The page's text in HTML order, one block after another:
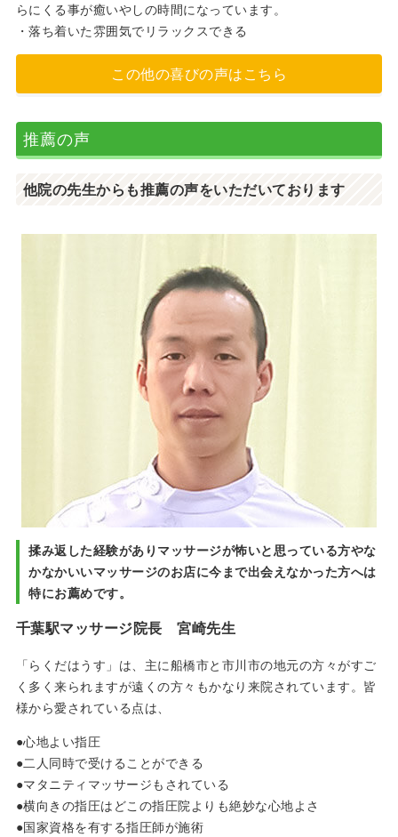
らにくる事が癒いやしの時間になっています。
・落ち着いた雰囲気でリラックスできる
この他の喜びの声はこちら
推薦の声
他院の先生からも推薦の声をいただいております
揉み返した経験がありマッサージが怖いと思っている方やな
かなかいいマッサージのお店に今まで出会えなかった方へは
特にお薦めです。
千葉駅マッサージ院長 宮崎先生
「らくだはうす」は、主に船橋市と市川市の地元の方々がすご
く多く来られますが遠くの方々もかなり来院されています。皆
様から愛されている点は、
心地よい指圧
二人同時で受けることができる
マタニティマッサージもされている
横向きの指圧はどこの指圧院よりも絶妙な心地よさ
国家資格を有する指圧師が施術